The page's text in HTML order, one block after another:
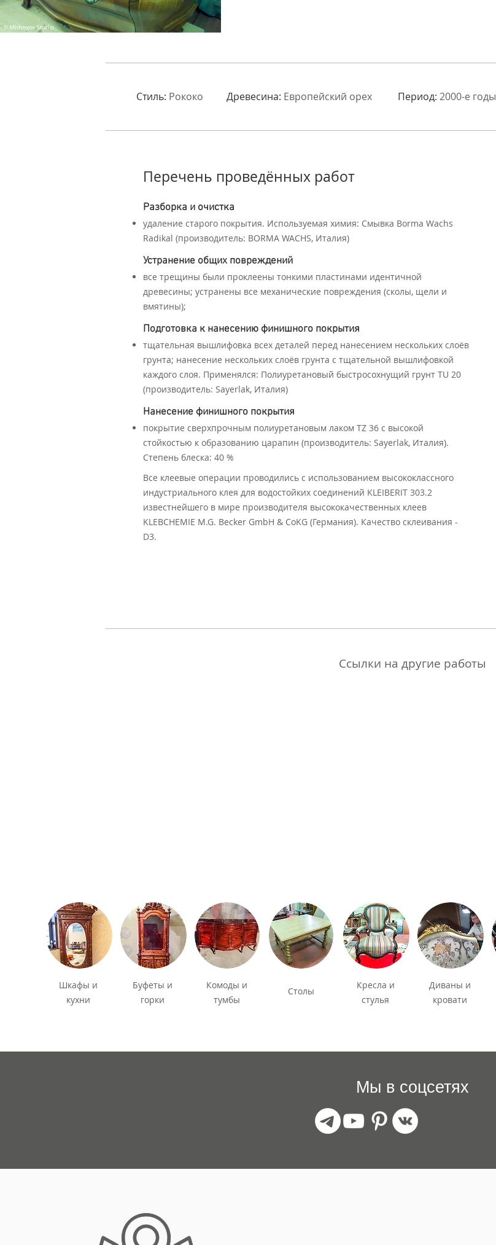
Стиль: Рококо Древесина: Европейский орех Период: 2000-е годы
Перечень проведённых работ
Разборка и очистка
удаление старого покрытия. Используемая химия: Смывка Borma Wachs
Radikal (производитель: BORMA WACHS, Италия)
Устранение общих повреждений
все трещины были проклеены тонкими пластинами идентичной
древесины; устранены все механические повреждения (сколы, щели и
вмятины);
Подготовка к нанесению финишного покрытия
тщательная вышлифовка всех деталей перед нанесением нескольких слоёв
грунта; нанесение нескольких слоёв грунта с тщательной вышлифовкой
каждого слоя. Применялся: Полиуретановый быстросохнущий грунт TU 20
(производитель: Sayerlak, Италия)
Нанесение финишного покрытия
покрытие сверхпрочным полиуретановым лаком ТZ 36 с высокой
стойкостью к образованию царапин (производитель: Sayerlak, Италия).
Степень блеска: 40 %
Все клеевые операции проводились с использованием высококлассного
индустриального клея для водостойких соединений KLEIBERIT 303.2
известнейшего в мире производителя высококачественных клеев
KLEBCHEMIE M.G. Becker GmbH & CoKG (Германия). Качество склеивания -
D3.
Ссылки на другие работы
Шкафы и
кухни
Буфеты и
горки
Комоды и
тумбы
Столы
Кресла и
стулья
Диваны и
кровати
Мы в соцсетях